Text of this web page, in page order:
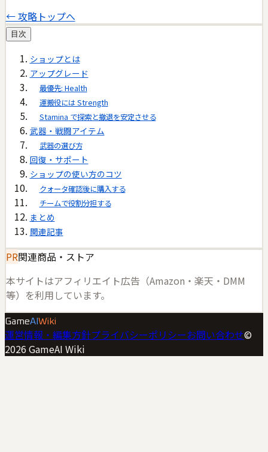
← 攻略トップへ
目次
ショップとは
アップグレード
最優先: Health
運搬役には Strength
Stamina で探索と撤退を安定させる
武器・戦闘アイテム
武器の選び方
回復・サポート
ショップの使い方のコツ
クォータ確認後に購入する
チームで役割分担する
まとめ
関連記事
PR関連商品・ストア
本サイトはアフィリエイト広告（Amazon・楽天・DMM
等）を利用しています。
GameAI Wiki
運営情報・編集方針プライバシーポリシーお問い合わせ©
2026 GameAI Wiki